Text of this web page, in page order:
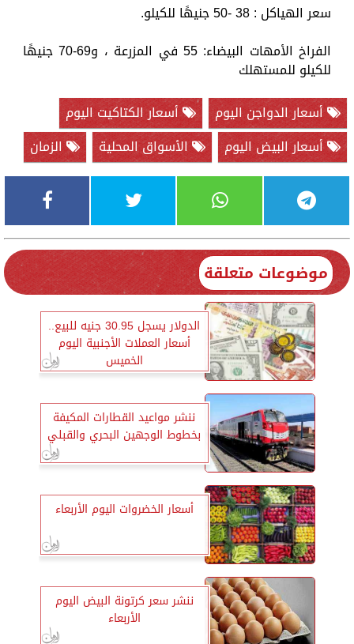
سعر الهياكل : 38 -50 جنيهًا للكيلو.
الفراخ الأمهات البيضاء: 55 في المزرعة ، و69-70 جنيهًا
للكيلو للمستهلك
أسعار الدواجن اليوم
أسعار الكتاكيت اليوم
أسعار البيض اليوم
الأسواق المحلية الزمان
موضوعات متعلقة
الدولار يسجل 30.95 جنيه للبيع..
أسعار العملات الأجنبية اليوم
الخميس
ننشر مواعيد القطارات المكيفة
بخطوط الوجهين البحري والقبلي
أسعار الخضروات اليوم الأربعاء
ننشر سعر كرتونة البيض اليوم
الأربعاء